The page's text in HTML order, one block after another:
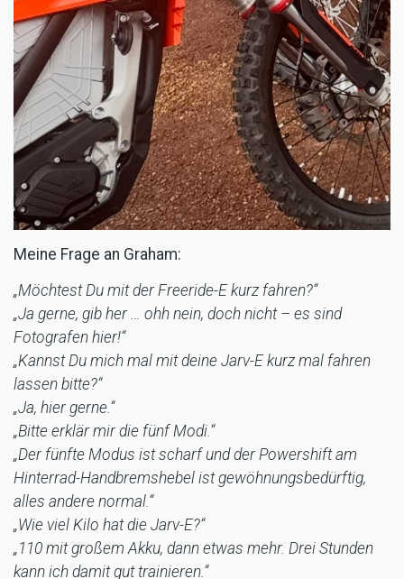
Meine Frage an Graham:
„Möchtest Du mit der Freeride-E kurz fahren?“
„Ja gerne, gib her … ohh nein, doch nicht – es sind
Fotografen hier!“
„Kannst Du mich mal mit deine Jarv-E kurz mal fahren
lassen bitte?“
„Ja, hier gerne.“
„Bitte erklär mir die fünf Modi.“
„Der fünfte Modus ist scharf und der Powershift am
Hinterrad-Handbremshebel ist gewöhnungsbedürftig,
alles andere normal.“
„Wie viel Kilo hat die Jarv-E?“
„110 mit großem Akku, dann etwas mehr. Drei Stunden
kann ich damit gut trainieren.“